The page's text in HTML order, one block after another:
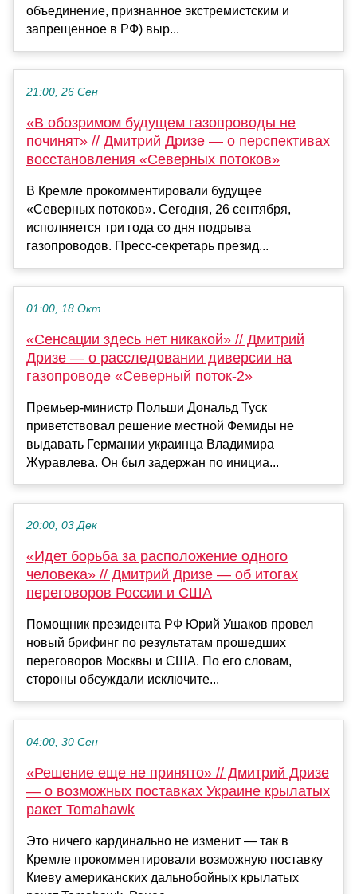
объединение, признанное экстремистским и
запрещенное в РФ) выр...
21:00, 26 Сен
«В обозримом будущем газопроводы не
починят» // Дмитрий Дризе — о перспективах
восстановления «Северных потоков»
В Кремле прокомментировали будущее
«Северных потоков». Сегодня, 26 сентября,
исполняется три года со дня подрыва
газопроводов. Пресс-секретарь презид...
01:00, 18 Окт
«Сенсации здесь нет никакой» // Дмитрий
Дризе — о расследовании диверсии на
газопроводе «Северный поток-2»
Премьер-министр Польши Дональд Туск
приветствовал решение местной Фемиды не
выдавать Германии украинца Владимира
Журавлева. Он был задержан по инициа...
20:00, 03 Дек
«Идет борьба за расположение одного
человека» // Дмитрий Дризе — об итогах
переговоров России и США
Помощник президента РФ Юрий Ушаков провел
новый брифинг по результатам прошедших
переговоров Москвы и США. По его словам,
стороны обсуждали исключите...
04:00, 30 Сен
«Решение еще не принято» // Дмитрий Дризе
— о возможных поставках Украине крылатых
ракет Tomahawk
Это ничего кардинально не изменит — так в
Кремле прокомментировали возможную поставку
Киеву американских дальнобойных крылатых